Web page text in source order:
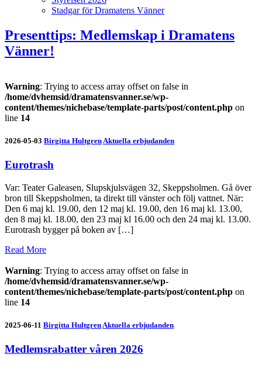
Stadgar för Dramatens Vänner
Presenttips: Medlemskap i Dramatens
Vänner!
Warning: Trying to access array offset on false in
/home/dvhemsid/dramatensvanner.se/wp-
content/themes/nichebase/template-parts/post/content.php on
line 14
2026-05-03 Birgitta Hultgren Aktuella erbjudanden
Eurotrash
Var: Teater Galeasen, Slupskjulsvägen 32, Skeppsholmen. Gå över
bron till Skeppsholmen, ta direkt till vänster och följ vattnet. När:
Den 6 maj kl. 19.00, den 12 maj kl. 19.00, den 16 maj kl. 13.00,
den 8 maj kl. 18.00, den 23 maj kl 16.00 och den 24 maj kl. 13.00.
Eurotrash bygger på boken av […]
Read More
Warning: Trying to access array offset on false in
/home/dvhemsid/dramatensvanner.se/wp-
content/themes/nichebase/template-parts/post/content.php on
line 14
2025-06-11 Birgitta HultgrenAktuella erbjudanden
Medlemsrabatter våren 2026